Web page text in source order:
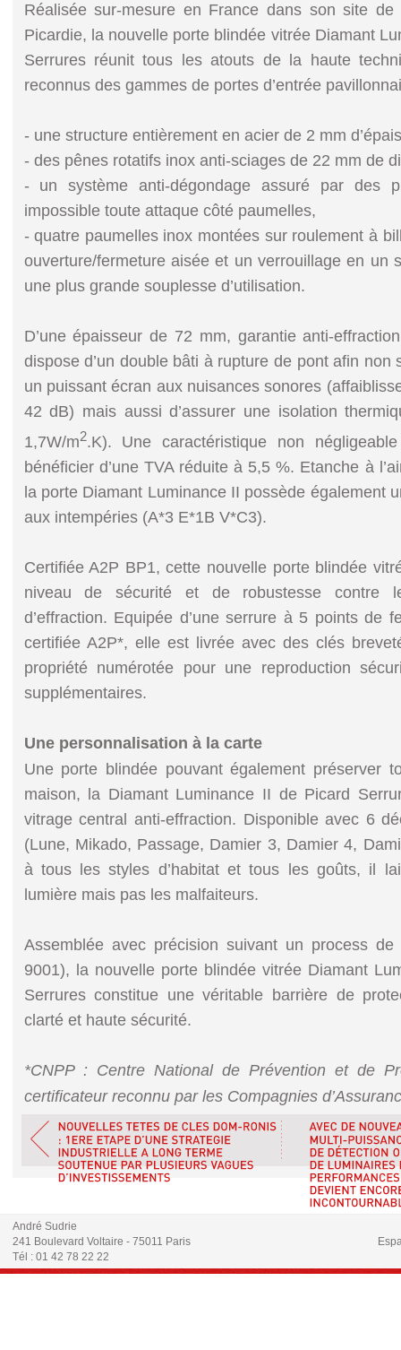
Réalisée sur-mesure en France dans son site de
Picardie, la nouvelle porte blindée vitrée Diamant
Serrures réunit tous les atouts de la haute
reconnus des gammes de portes d’entrée
- une structure entièrement en acier de 2 mm
- des pênes rotatifs inox anti-sciages de 22 mm de
- un système anti-dégondage assuré par des
impossible toute attaque côté paumelles,
- quatre paumelles inox montées sur roulement à
ouverture/fermeture aisée et un verrouillage en un
une plus grande souplesse d’utilisation.
D’une épaisseur de 72 mm, garantie anti-
dispose d’un double bâti à rupture de pont afin non
un puissant écran aux nuisances sonores
42 dB) mais aussi d’assurer une isolation
1,7W/m2.K). Une caractéristique non
bénéficier d’une TVA réduite à 5,5 %. Etanche à
la porte Diamant Luminance II possède également
aux intempéries (A*3 E*1B V*C3).
Certifiée A2P BP1, cette nouvelle porte blindée
niveau de sécurité et de robustesse contre
d’effraction. Equipée d’une serrure à 5 points de
certifiée A2P*, elle est livrée avec des clés
propriété numérotée pour une reproduction
supplémentaires.
Une personnalisation à la carte
Une porte blindée pouvant également préserver
maison, la Diamant Luminance II de Picard
vitrage central anti-effraction. Disponible avec 6
(Lune, Mikado, Passage, Damier 3, Damier 4,
à tous les styles d’habitat et tous les goûts, il
lumière mais pas les malfaiteurs.
Assemblée avec précision suivant un process
9001), la nouvelle porte blindée vitrée Diamant
Serrures constitue une véritable barrière de
clarté et haute sécurité.
*CNPP : Centre National de Prévention et de
certificateur reconnu par les Compagnies
André Sudrie
241 Boulevard Voltaire - 75011 Paris
Tél : 01 42 78 22 22